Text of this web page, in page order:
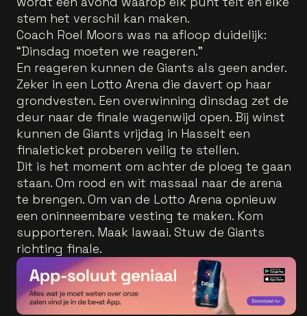
stem het verschil kan maken.
Coach Roel Moors was na afloop duidelijk:
“Dinsdag moeten we reageren.”
En reageren kunnen de Giants als geen ander.
Zeker in een Lotto Arena die davert op haar
grondvesten. Een overwinning dinsdag zet de
deur naar de finale wagenwijd open. Bij winst
kunnen de Giants vrijdag in Hasselt een
finaleticket proberen veilig te stellen.
Dit is het moment om achter de ploeg te gaan
staan. Om rood en wit massaal naar de arena
te brengen. Om van de Lotto Arena opnieuw
een oninneembare vesting te maken. Kom
supporteren. Maak lawaai. Stuw de Giants
richting finale.